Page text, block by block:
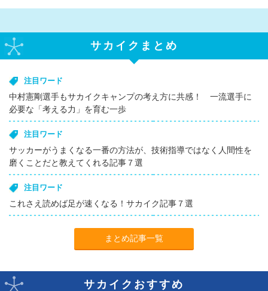
サカイクまとめ
注目ワード
中村憲剛選手もサカイクキャンプの考え方に共感！ 一流選手に
必要な「考える力」を育む一歩
注目ワード
サッカーがうまくなる一番の方法が、技術指導ではなく人間性を
磨くことだと教えてくれる記事７選
注目ワード
これさえ読めば足が速くなる！サカイク記事７選
まとめ記事一覧
サカイクおすすめ